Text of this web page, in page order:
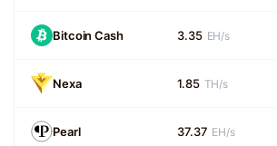
Bitcoin Cash 3.35 EH/s
Nexa 1.85 TH/s
Pearl 37.37 EH/s